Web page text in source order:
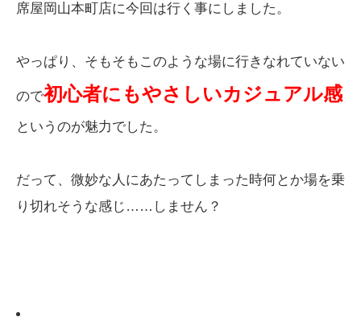
席屋岡山本町店に今回は行く事にしました。
やっぱり、そもそもこのような場に行きなれていない
ので初心者にもやさしいカジュアル感
というのが魅力でした。
だって、微妙な人にあたってしまった時何とか場を乗
り切れそうな感じ……しません？